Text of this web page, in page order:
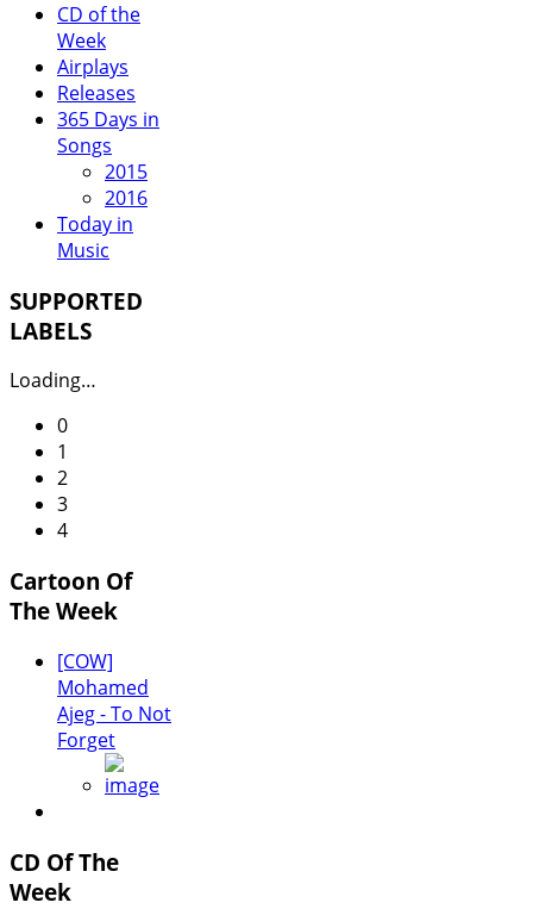
CD of the
Week
Airplays
Releases
365 Days in
Songs
2015
2016
Today in
Music
SUPPORTED
LABELS
Loading…
0
1
2
3
4
Cartoon Of
The Week
[COW]
Mohamed
Ajeg - To Not
Forget
CD Of The
Week